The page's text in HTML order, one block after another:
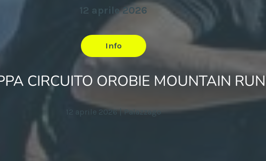
12 aprile 2026
Info
CIRCUITO OROBIE MOUNTAIN RUN
12 aprile 2026 | Palazzago